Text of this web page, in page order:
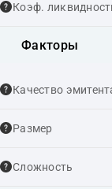
Коэф.
Факторы
Качество
Размер
Сложность